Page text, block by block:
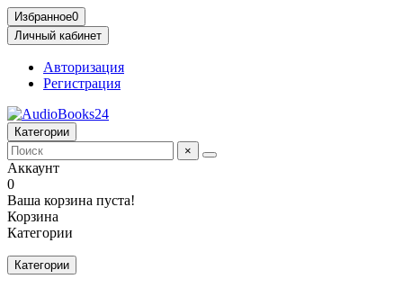
Избранное0
Личный кабинет
Авторизация
Регистрация
Категории
×
Аккаунт
0
Ваша корзина пуста!
Корзина
Категории
Категории